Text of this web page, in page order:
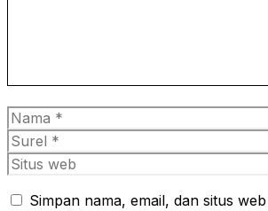
Nama
Surel
Situs
Simpan nama, email, dan situs web